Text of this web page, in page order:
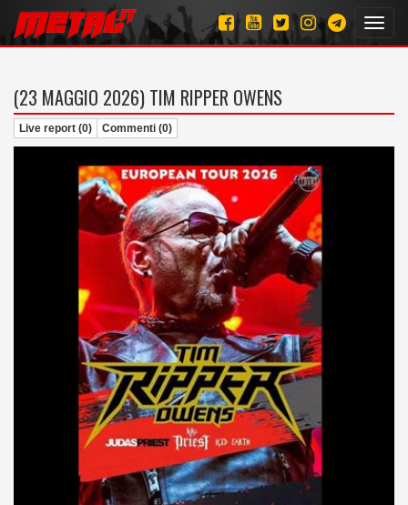
(23 MAGGIO 2026) TIM RIPPER OWENS
Live report (0) Commenti (0)